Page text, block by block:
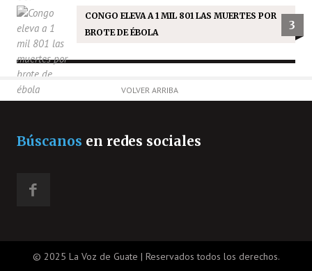
CONGO ELEVA A 1 MIL 801 LAS MUERTES POR
BROTE DE ÉBOLA
3
VOLVER ARRIBA
Búscanos en redes sociales
© 2025 La Voz de Guate | Reservados todos los derechos.